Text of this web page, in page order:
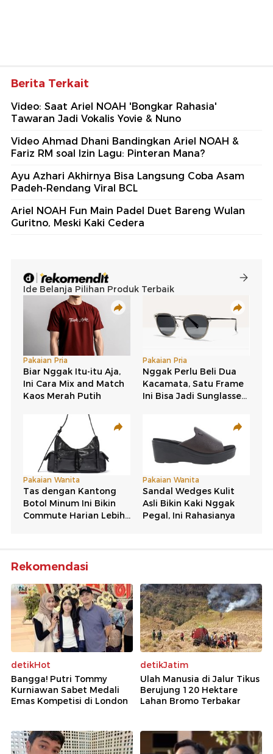
Berita Terkait
Video: Saat Ariel NOAH 'Bongkar Rahasia'
Tawaran Jadi Vokalis Yovie & Nuno
Video Ahmad Dhani Bandingkan Ariel NOAH &
Fariz RM soal Izin Lagu: Pinteran Mana?
Ayu Azhari Akhirnya Bisa Langsung Coba Asam
Padeh-Rendang Viral BCL
Ariel NOAH Fun Main Padel Duet Bareng Wulan
Guritno, Meski Kaki Cedera
Rekomendasi
detikHot
Bangga! Putri Tommy
Kurniawan Sabet Medali
Emas Kompetisi di London
detikJatim
Ulah Manusia di Jalur Tikus
Berujung 120 Hektare
Lahan Bromo Terbakar